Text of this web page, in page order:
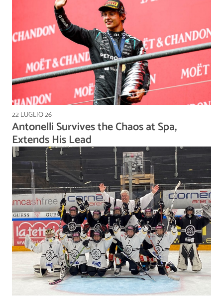
22 LUGLIO 26
Antonelli Survives the Chaos at Spa,
Extends His Lead